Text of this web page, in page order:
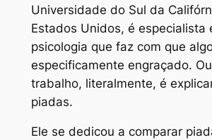
Universidade do Sul da
Estados Unidos, é especialista
psicologia que faz com que
especificamente engraçado.
trabalho, literalmente, é
piadas.
Ele se dedicou a comparar